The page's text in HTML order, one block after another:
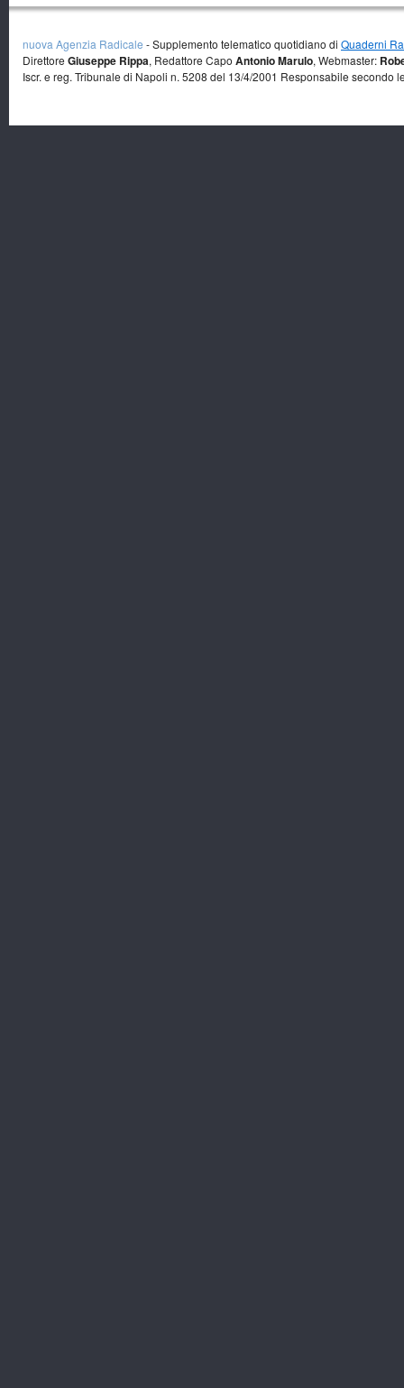
nuova Agenzia Radicale - Supplemento telematico quotidiano di Quaderni
Direttore Giuseppe Rippa, Redattore Capo Antonio Marulo, Webmaster:
Iscr. e reg. Tribunale di Napoli n. 5208 del 13/4/2001 Responsabile secondo